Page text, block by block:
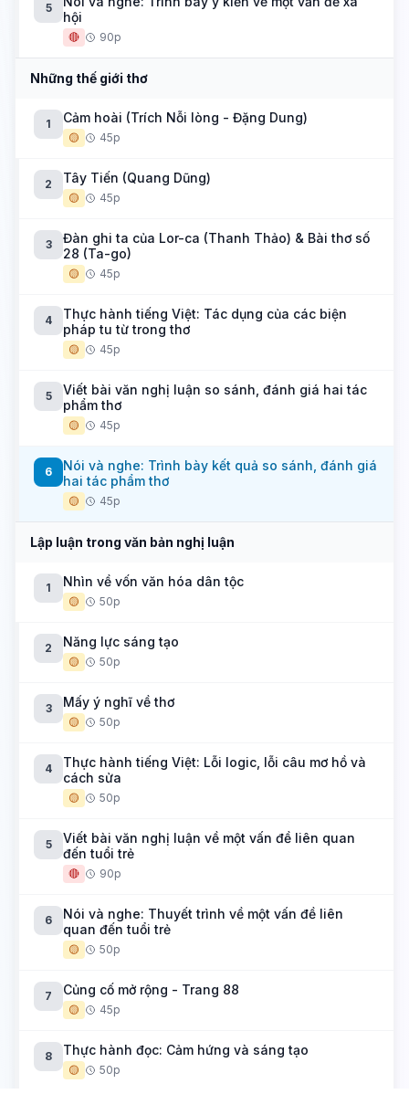
5
hội
🔴 90p
Những thế giới thơ
1 Cảm hoài (Trích Nỗi lòng - Đặng Dung)
🟡 45p
2 Tây Tiến (Quang Dũng)
🟡 45p
3
Đàn ghi ta của Lor-ca (Thanh Thảo) & Bài thơ số
28 (Ta-go)
🟡 45p
4
Thực hành tiếng Việt: Tác dụng của các biện
pháp tu từ trong thơ
🟡 45p
5
Viết bài văn nghị luận so sánh, đánh giá hai tác
phẩm thơ
🟡 45p
6
Nói và nghe: Trình bày kết quả so sánh, đánh giá
hai tác phẩm thơ
🟡 45p
Lập luận trong văn bản nghị luận
1 Nhìn về vốn văn hóa dân tộc
🟡 50p
2 Năng lực sáng tạo
🟡 50p
3 Mấy ý nghĩ về thơ
🟡 50p
4
Thực hành tiếng Việt: Lỗi logic, lỗi câu mơ hồ và
cách sửa
🟡 50p
5
Viết bài văn nghị luận về một vấn đề liên quan
đến tuổi trẻ
🔴 90p
6
Nói và nghe: Thuyết trình về một vấn đề liên
quan đến tuổi trẻ
🟡 50p
7 Củng cố mở rộng - Trang 88
🟡 45p
8 Thực hành đọc: Cảm hứng và sáng tạo
🟡 50p